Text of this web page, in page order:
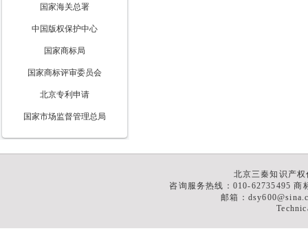
国家海关总署
中国版权保护中心
国家商标局
国家商标评审委员会
北京专利申请
国家市场监督管理总局
北京三秦知识产
咨询服务热线：010-62735495 商
邮箱：